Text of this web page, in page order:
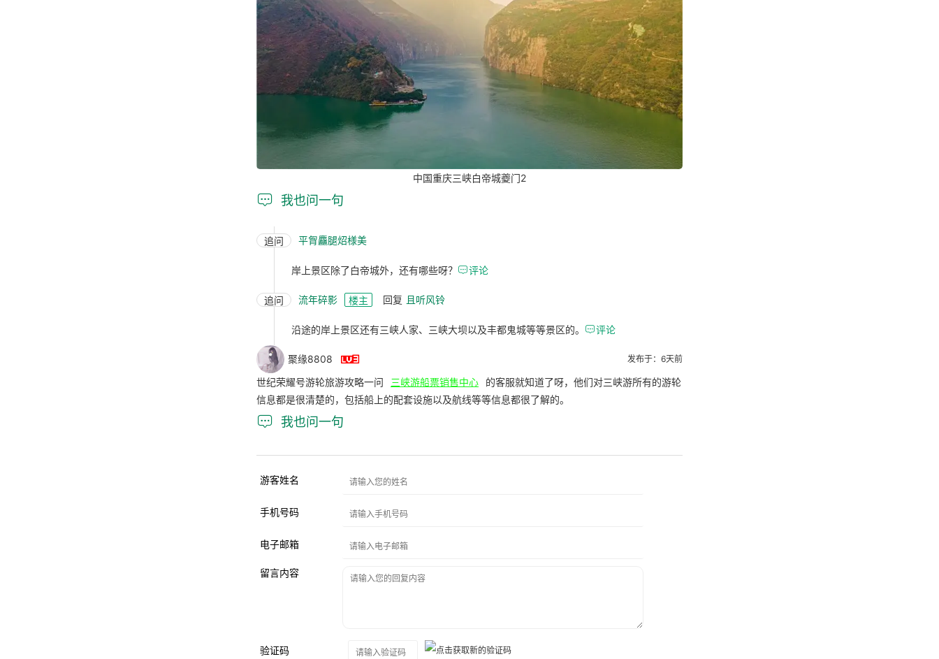
中国重庆三峡白帝城夔门2
 我也问一句
追问 平胷麤腿炤様美
岸上景区除了白帝城外，还有哪些呀？ 评论
追问 流年碎影 楼主 回复 且听风铃
沿途的岸上景区还有三峡人家、三峡大坝以及丰都鬼城等等景区的。 评论
聚缘8808  发布于：6天前
世纪荣耀号游轮旅游攻略一问 三峡游船票销售中心
的客服就知道了呀，他们对三峡游所有的游轮
信息都是很清楚的，包括船上的配套设施以及航线等等信息都很了解的。
 我也问一句
游客姓名
手机号码
电子邮箱
留言内容
验证码